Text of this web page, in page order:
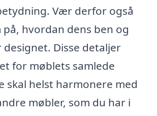
Vær derfor også
hvordan dens ben og
designet. Disse detaljer
for møblets samlede
skal helst harmonere med
møbler, som du har i